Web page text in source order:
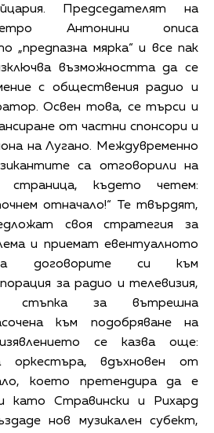
Председателят на
Антонини описа
„предпазна мярка“ и все пак
възможността да се
с обществения радио и
Освен това, се търси и
от частни спонсори и
на Лугано. Междувременно
са отговорили на
страница, където четем:
отначало!“ Те твърдят,
своя стратегия за
и приемат евентуалното
на договорите си към
за радио и телевизия,
стъпка за вътрешна
към подобряване на
се казва още:
оркестъра, вдъхновен от
което претендира да е
като Стравински и Рихард
нов музикален субект,